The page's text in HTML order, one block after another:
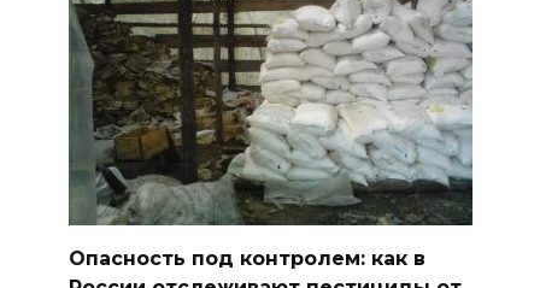
Опасность под контролем: как в